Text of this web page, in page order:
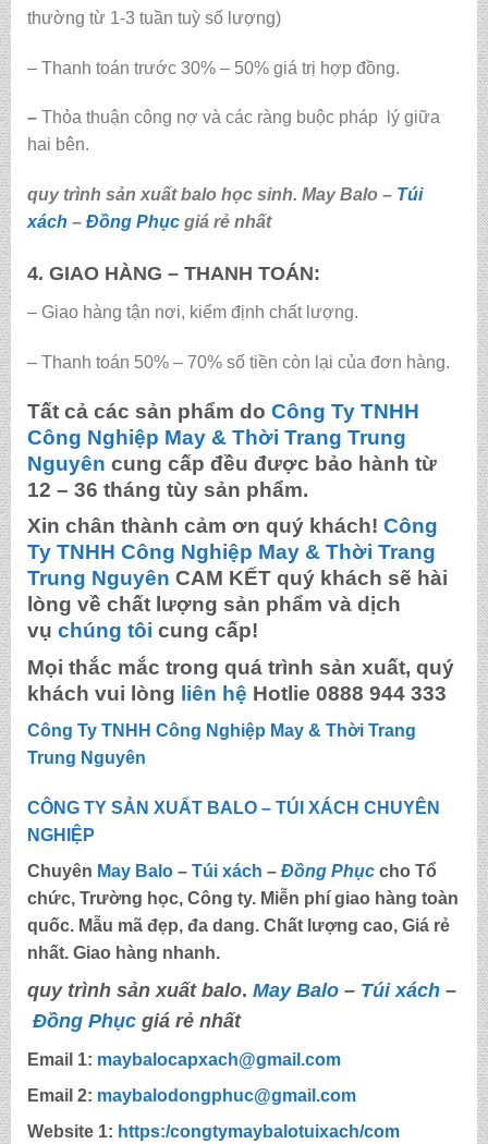
thường từ 1-3 tuần tuỳ số lượng)
– Thanh toán trước 30% – 50% giá trị hợp đồng.
– Thỏa thuận công nợ và các ràng buộc pháp lý giữa
hai bên.
quy trình sản xuất balo học sinh. May Balo – Túi
xách – Đồng Phụcgiá rẻ nhất
4. GIAO HÀNG – THANH TOÁN:
– Giao hàng tận nơi, kiểm định chất lượng.
– Thanh toán 50% – 70% số tiền còn lại của đơn hàng.
Tất cả các sản phẩm do Công Ty TNHH
Công Nghiệp May & Thời Trang Trung
Nguyên cung cấp đều được bảo hành từ
12 – 36 tháng tùy sản phẩm.
Xin chân thành cảm ơn quý khách! Công
Ty TNHH Công Nghiệp May & Thời Trang
Trung Nguyên CAM KẾT quý khách sẽ hài
lòng về chất lượng sản phẩm và dịch
vụ chúng tôi cung cấp!
Mọi thắc mắc trong quá trình sản xuất, quý
khách vui lòng liên hệ Hotlie 0888 944 333
Công Ty TNHH Công Nghiệp May & Thời Trang
Trung Nguyên
CÔNG TY SẢN XUẤT BALO – TÚI XÁCH CHUYÊN
NGHIỆP
Chuyên May Balo– Túi xách – Đồng Phụccho Tổ
chức, Trường học, Công ty. Miễn phí giao hàng toàn
quốc. Mẫu mã đẹp, đa dang. Chất lượng cao, Giá rẻ
nhất. Giao hàng nhanh.
quy trình sản xuất balo. May Balo– Túi xách–
Đồng Phụcgiá rẻ nhất
Email 1: maybalocapxach@gmail.com
Email 2: maybalodongphuc@gmail.com
Website 1: https:/congtymaybalotuixach/com